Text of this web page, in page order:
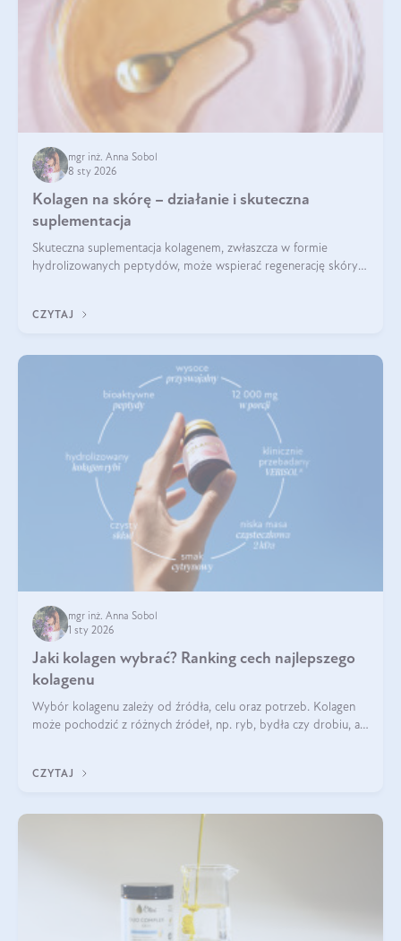
mgr inż. Anna Sobol
8 sty 2026
Kolagen na skórę – działanie i skuteczna
suplementacja
Skuteczna suplementacja kolagenem, zwłaszcza w formie
hydrolizowanych peptydów, może wspierać regenerację skóry i
CZYTAJ
mgr inż. Anna Sobol
1 sty 2026
Jaki kolagen wybrać? Ranking cech najlepszego
kolagenu
Wybór kolagenu zależy od źródła, celu oraz potrzeb. Kolagen
może pochodzić z różnych źródeł, np. ryb, bydła czy drobiu, a
bydlęcy.
CZYTAJ